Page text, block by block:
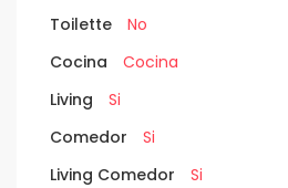
Toilette
No
Cocina
Cocina
Living
Si
Comedor
Si
Living Comedor
Si